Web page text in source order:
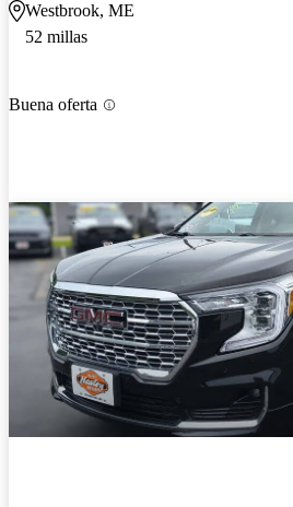
Westbrook, ME
52 millas
Buena oferta